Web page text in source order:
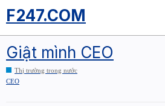
F247.COM
Giật mình CEO
Thị trường trong nước
CEO